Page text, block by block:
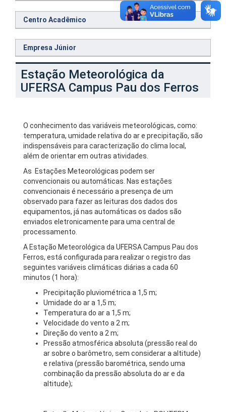
Centro Acadêmico
Empresa Júnior
Estação Meteorológica da
UFERSA Campus Pau dos Ferros
O conhecimento das variáveis meteorológicas, como:
temperatura, umidade relativa do ar e precipitação, são
indispensáveis para caracterização do clima local,
além de orientar em outras atividades.
As Estações Meteorológicas podem ser
convencionais ou automáticas. Nas estações
convencionais é necessário a presença de um
observado para fazer as leituras dos dados dos
equipamentos, já nas automáticas os dados são
enviados eletronicamente para uma central de
processamento.
A Estação Meteorológica da UFERSA Campus Pau dos
Ferros, está configurada para realizar o registro das
seguintes variáveis climáticas diárias a cada 60
minutos (1 hora):
Precipitação pluviométrica a 1,5 m;
Umidade do ar a 1,5 m;
Temperatura do ar a 1,5 m;
Velocidade do vento a 2 m;
Direção do vento a 2 m;
Pressão atmosférica absoluta (pressão real do
ar sobre o barômetro, sem considerar a altitude)
e relativa (pressão barométrica, sendo uma
combinação da pressão absoluta do ar e da
altitude);